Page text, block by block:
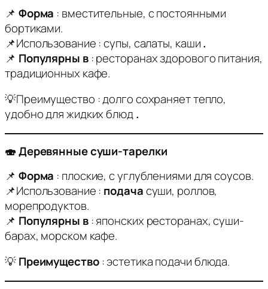
📌 Форма : вместительные, с постоянными
бортиками.
📌Использование : супы, салаты, каши.
📌 Популярны в: ресторанах здорового питания,
традиционных кафе.
💡Преимущество : долго сохраняет тепло,
удобно для жидких блюд.
🍣 Деревянные суши-тарелки
📌 Форма : плоские, с углублениями для соусов.
📌Использование : подачасуши, роллов,
морепродуктов.
📌 Популярны в: японских ресторанах, суши-
барах, морском кафе.
💡Преимущество: эстетика подачи блюда.